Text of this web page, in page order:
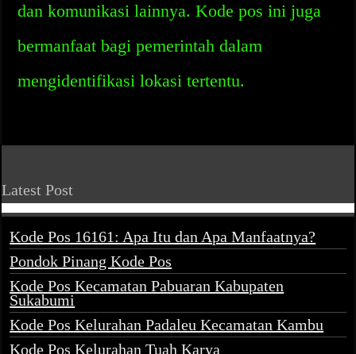
dan komunikasi lainnya. Kode pos ini juga
bermanfaat bagi pemerintah dalam
mengidentifikasi lokasi tertentu.
Latest Post
Kode Pos 16161: Apa Itu dan Apa Manfaatnya?
Pondok Pinang Kode Pos
Kode Pos Kecamatan Pabuaran Kabupaten
Sukabumi
Kode Pos Kelurahan Padaleu Kecamatan Kambu
Kode Pos Kelurahan Tuah Karya